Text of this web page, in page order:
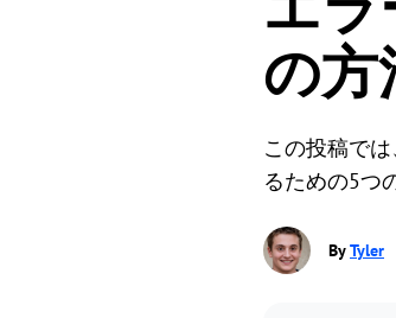
の方
この投稿で
るための5つ
ByTyler